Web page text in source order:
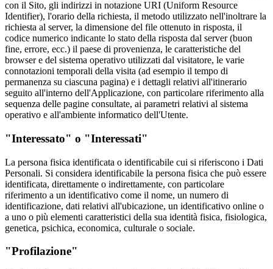
con il Sito, gli indirizzi in notazione URI (Uniform Resource
Identifier), l'orario della richiesta, il metodo utilizzato nell'inoltrare la
richiesta al server, la dimensione del file ottenuto in risposta, il
codice numerico indicante lo stato della risposta dal server (buon
fine, errore, ecc.) il paese di provenienza, le caratteristiche del
browser e del sistema operativo utilizzati dal visitatore, le varie
connotazioni temporali della visita (ad esempio il tempo di
permanenza su ciascuna pagina) e i dettagli relativi all'itinerario
seguito all'interno dell'Applicazione, con particolare riferimento alla
sequenza delle pagine consultate, ai parametri relativi al sistema
operativo e all'ambiente informatico dell'Utente.
"Interessato" o "Interessati"
La persona fisica identificata o identificabile cui si riferiscono i Dati
Personali. Si considera identificabile la persona fisica che può essere
identificata, direttamente o indirettamente, con particolare
riferimento a un identificativo come il nome, un numero di
identificazione, dati relativi all'ubicazione, un identificativo online o
a uno o più elementi caratteristici della sua identità fisica, fisiologica,
genetica, psichica, economica, culturale o sociale.
"Profilazione"